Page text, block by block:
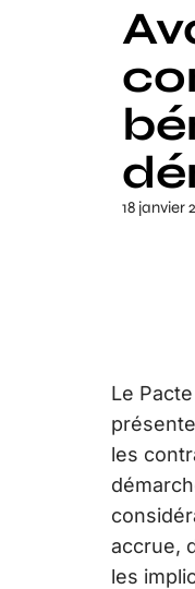
18 janvier
Le
les
accrue,
les